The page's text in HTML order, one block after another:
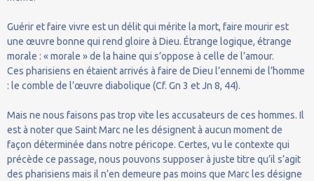
Guérir et faire vivre est un délit qui mérite la mort, faire mourir est
une œuvre bonne qui rend gloire à Dieu. Étrange logique, étrange
morale : « morale » de la haine qui s’oppose à celle de l’amour.
Ces pharisiens en étaient arrivés à faire de Dieu l’ennemi de l’homme
: le comble de l’œuvre diabolique (Cf. Gn 3 et Jn 8, 44).
Mais ne nous faisons pas trop vite les accusateurs de ces hommes. Il
est à noter que Saint Marc ne les désignent à aucun moment de
façon déterminée dans notre péricope. Certes, vu le contexte qui
précède ce passage, nous pouvons supposer à juste titre qu’il s’agit
des pharisiens mais il n’en demeure pas moins que Marc les désigne